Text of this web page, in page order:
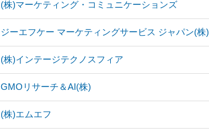
(株)マーケティング・コミュニケーションズ
ジーエフケー マーケティングサービス ジャパン(株)
(株)インテージテクノスフィア
GMOリサーチ＆AI(株)
(株)エムエフ